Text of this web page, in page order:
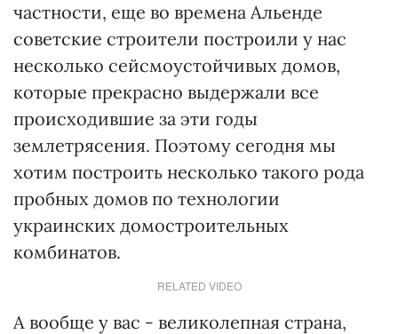
частности, еще во времена Альенде
советские строители построили у нас
несколько сейсмоустойчивых домов,
которые прекрасно выдержали все
происходившие за эти годы
землетрясения. Поэтому сегодня мы
хотим построить несколько такого рода
пробных домов по технологии
украинских домостроительных
комбинатов.
RELATED VIDEO
А вообще у вас - великолепная страна,